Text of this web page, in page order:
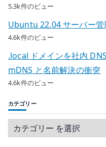
5.3k件のビュー
Ubuntu 22.04 サーバー管
4.6k件のビュー
.local ドメインを社内
mDNS と名前解決の衝突
4.6k件のビュー
カテゴリー